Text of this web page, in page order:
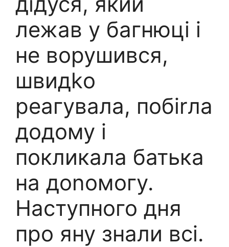
лежав у багнюці і
не ворушився,
швидkо
реагувала, побіrла
додому і
покликала батька
на доnомогу.
Наступного дня
про яну знали всі.